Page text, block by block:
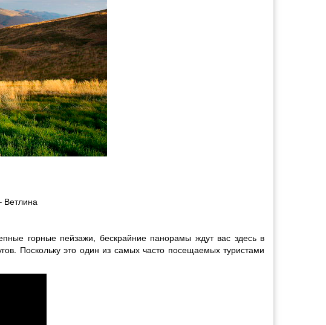
Ветлина
горные пейзажи, бескрайние панорамы ждут вас здесь в
Поскольку это один из самых часто посещаемых туристами